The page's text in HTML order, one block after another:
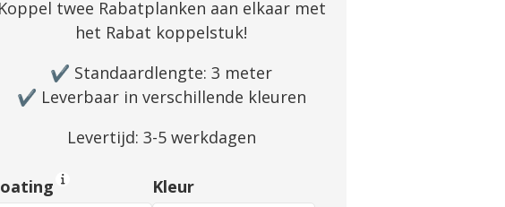
Koppel twee Rabatplanken aan elkaar met
het Rabat koppelstuk!
✔️ Standaardlengte: 3 meter
✔️ Leverbaar in verschillende kleuren
Levertijd: 3-5 werkdagen
Kleur